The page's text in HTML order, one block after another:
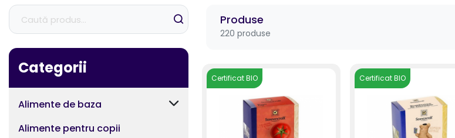
Categorii
Alimente de baza
Alimente pentru copii
Produse
220 produse
Certificat BIO Certificat BIO